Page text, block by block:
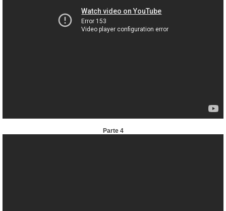
Parte 4